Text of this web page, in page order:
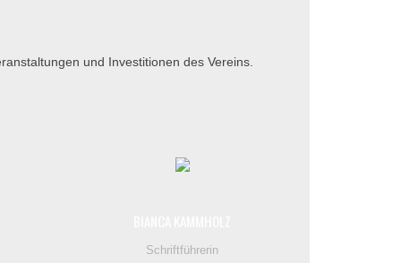
und Investitionen des Vereins.
Schriftführerin